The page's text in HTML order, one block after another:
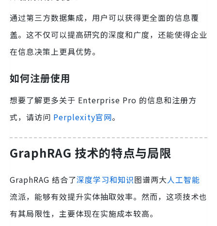
通过第三方数据集成，用户可以获得更全面的信息覆
盖。这不仅可以提高研究的深度和广度，还能使得企业
在信息决策上更具优势。
如何注册使用
想要了解更多关于 Enterprise Pro 的信息和注册方
式，请访问 Perplexity官网。
GraphRAG 技术的特点与局限
GraphRAG 结合了深度学习和知识图谱两大人工智能
流派，能够有效提升实体抽取效率。然而，这项技术也
有其局限性，主要体现在实施成本较高。